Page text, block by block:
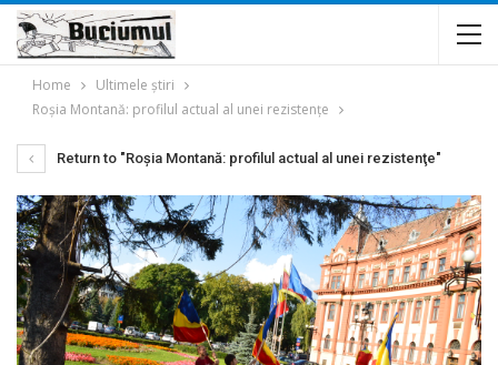
Home
Ultimele ştiri
Roşia Montană: profilul actual al unei rezistenţe
Return to "Roşia Montană: profilul actual al unei rezistenţe"